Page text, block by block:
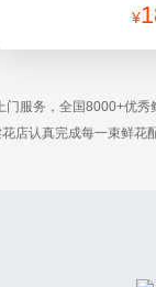
¥
服务，全国8000+优
店认真完成每一束鲜